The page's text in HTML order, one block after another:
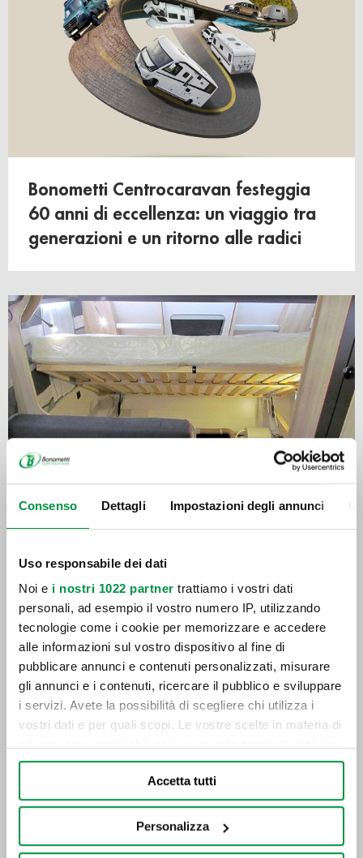
Consenso Dettagli Impostazioni degli annunci
Uso responsabile dei dati
Noi e i nostri 1022 partner trattiamo i vostri dati
personali, ad esempio il vostro numero IP, utilizzando
tecnologie come i cookie per memorizzare e accedere
alle informazioni sul vostro dispositivo al fine di
pubblicare annunci e contenuti personalizzati, misurare
gli annunci e i contenuti, ricercare il pubblico e sviluppare
i servizi. Avete la possibilità di scegliere chi utilizza i
vostri dati e per quali scopi. Le vostre scelte in materia di
in cui avete effettuato le vostre scelte. È possibile
modificare o revocare il proprio consenso in qualsiasi
momento dalla Dichiarazione sui cookie o facendo clic
sull'icona di attivazione della privacy.
Accetta tutti
Personalizza
Bonometti Centrocaravan festeggia
60 anni di eccellenza: un viaggio tra
generazioni e un ritorno alle radici
Come caricare una caravan